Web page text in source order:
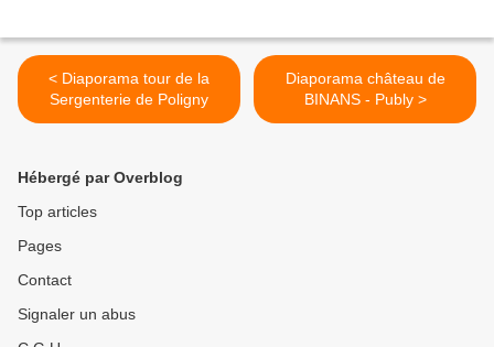
< Diaporama tour de la
Sergenterie de Poligny
Diaporama château de
BINANS - Publy >
Hébergé par Overblog
Top articles
Pages
Contact
Signaler un abus